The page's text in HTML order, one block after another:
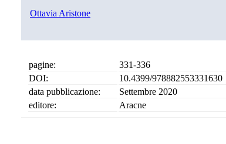
Ottavia Aristone
pagine:
331-336
DOI:
10.4399/978882553331630
data pubblicazione:
Settembre 2020
editore:
Aracne